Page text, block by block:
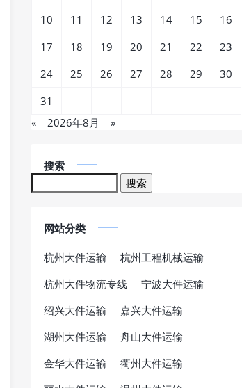
« 2026年8月 »
10
11 12 13 14 15
16
17
18 19 20 21 22
23
24
25 26 27 28 29
30
31
搜索
网站分类
杭州大件运输
杭州工程机械运输
杭州大件物流专线
宁波大件运输
绍兴大件运输
嘉兴大件运输
湖州大件运输
舟山大件运输
金华大件运输
衢州大件运输